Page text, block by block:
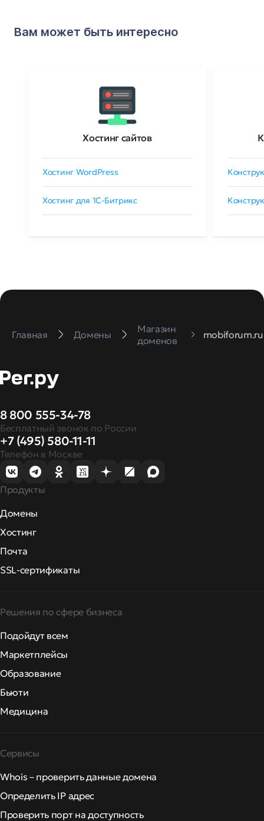
Вам может быть интересно
Хостинг сайтов
Хостинг WordPress
Хостинг для 1C-Битрикс
Главная Домены
Магазин
доменов
mobiforum.ru
8 800 555-34-78
Бесплатный звонок по России
+7 (495) 580-11-11
Телефон в Москве
Продукты
Домены
Хостинг
Почта
SSL-сертификаты
Решения по сфере бизнеса
Подойдут всем
Маркетплейсы
Образование
Бьюти
Медицина
Сервисы
Whois – проверить данные домена
Определить IP адрес
Проверить порт на доступность